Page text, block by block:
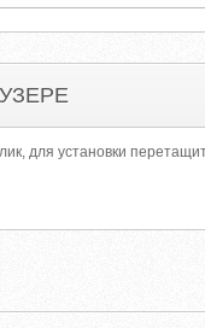
для установки